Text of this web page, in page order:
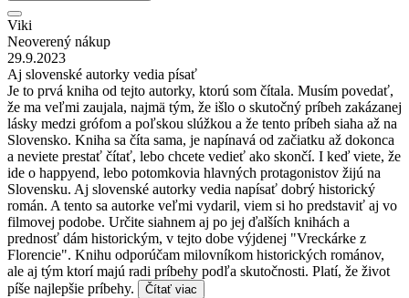
Viki
Neoverený nákup
29.9.2023
Aj slovenské autorky vedia písať
Je to prvá kniha od tejto autorky, ktorú som čítala. Musím povedať,
že ma veľmi zaujala, najmä tým, že išlo o skutočný príbeh zakázanej
lásky medzi grófom a poľskou slúžkou a že tento príbeh siaha až na
Slovensko. Kniha sa číta sama, je napínavá od začiatku až dokonca
a neviete prestať čítať, lebo chcete vedieť ako skončí. I keď viete, že
ide o happyend, lebo potomkovia hlavných protagonistov žijú na
Slovensku. Aj slovenské autorky vedia napísať dobrý historický
román. A tento sa autorke veľmi vydaril, viem si ho predstaviť aj vo
filmovej podobe. Určite siahnem aj po jej ďalších knihách a
prednosť dám historickým, v tejto dobe výjdenej "Vreckárke z
Florencie". Knihu odporúčam milovníkom historických románov,
ale aj tým ktorí majú radi príbehy podľa skutočnosti. Platí, že život
píše najlepšie príbehy.
Čítať viac